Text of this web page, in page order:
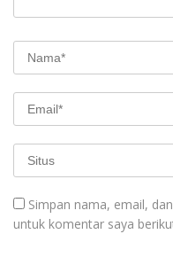
Simpan nama, email,
untuk komentar saya